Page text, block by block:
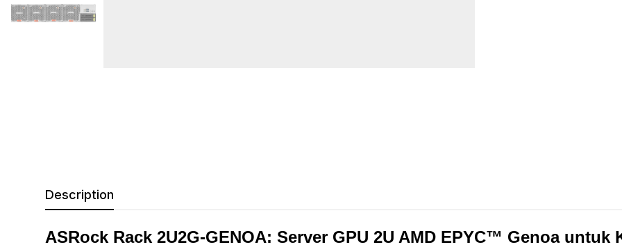
Description
ASRock Rack 2U2G-GENOA: Server GPU 2U AMD EPYC™ Genoa